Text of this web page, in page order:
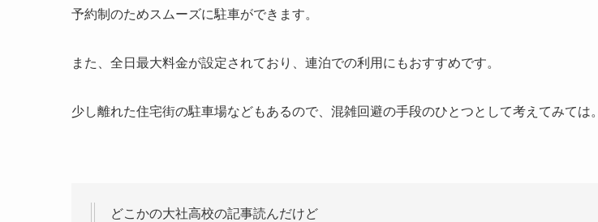
予約制のためスムーズに駐車ができます。
また、全日最大料金が設定されており、連泊での利用にもおすすめです。
少し離れた住宅街の駐車場などもあるので、混雑回避の手段のひとつとして考えてみては。
どこかの大社高校の記事読んだけど